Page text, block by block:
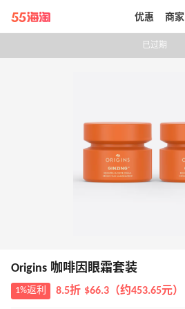
带你去官网买正品
优惠 商家
已过期
Origins 咖啡因眼霜套装
1%返利 8.5折 $66.3（约453.65元）